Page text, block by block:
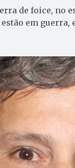
de foice, no
em guerra,